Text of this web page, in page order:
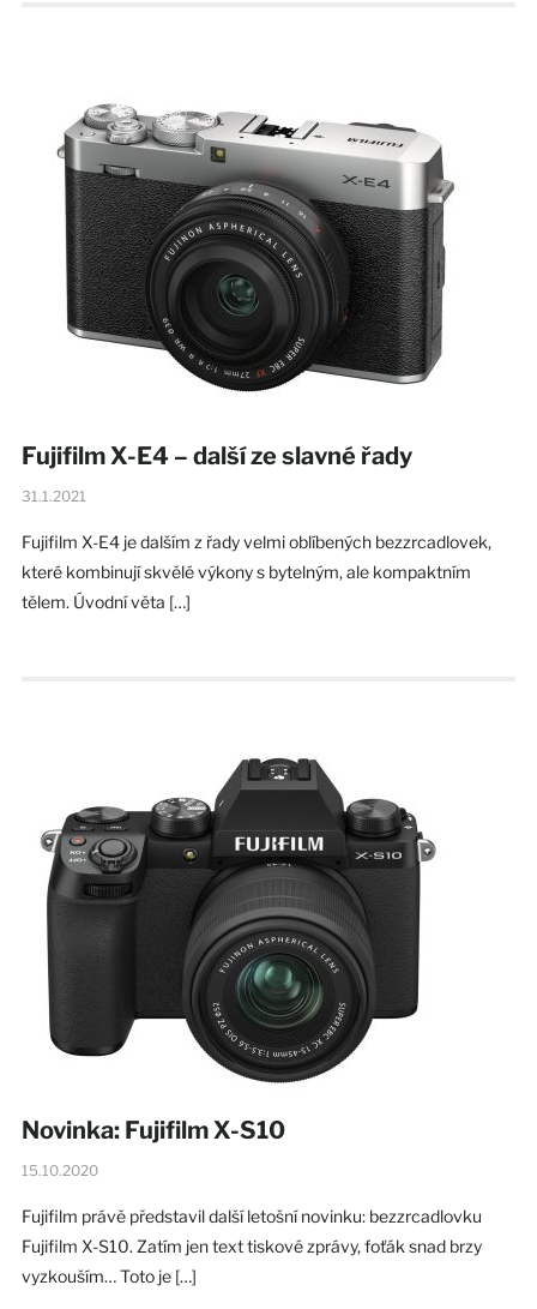
Fujifilm X-E4 – další ze slavné řady
31.1.2021
Fujifilm X-E4 je dalším z řady velmi oblíbených bezzrcadlovek,
které kombinují skvělé výkony s bytelným, ale kompaktním
tělem. Úvodní věta […]
Novinka: Fujifilm X-S10
15.10.2020
Fujifilm právě představil další letošní novinku: bezzrcadlovku
Fujifilm X-S10. Zatím jen text tiskové zprávy, foťák snad brzy
vyzkouším… Toto je […]